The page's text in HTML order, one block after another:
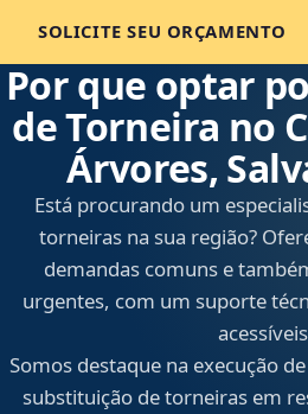
SOLICITE SEU ORÇAMENTO
Por que optar
de Torneira no
Árvores,
Está procurando um
torneiras na sua região?
demandas comuns e
urgentes, com um suporte
Somos destaque na execução
substituição de torneiras em